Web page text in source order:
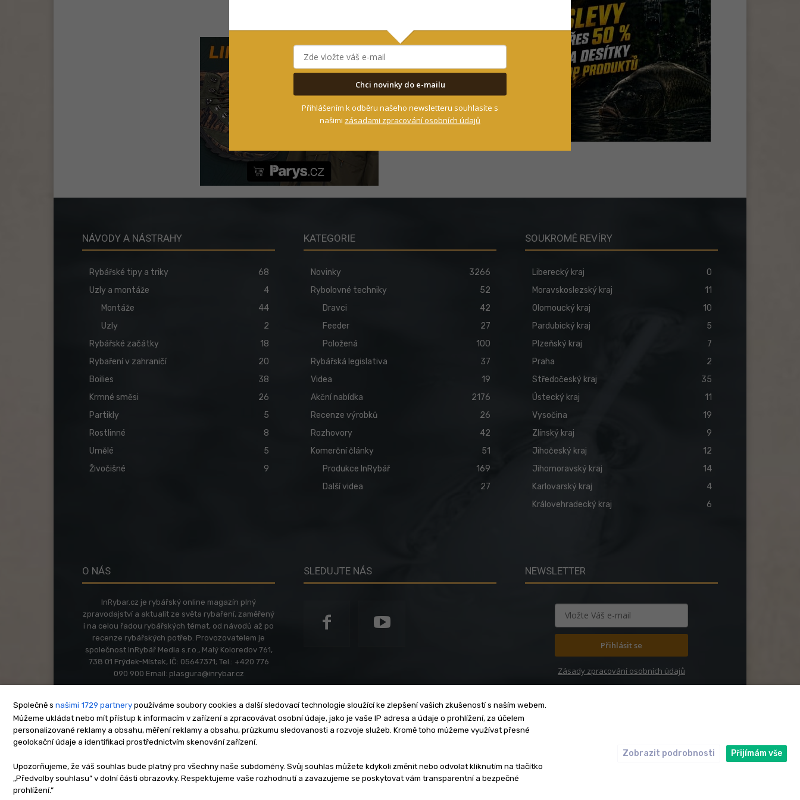
- Reklama -
NÁVODY A NÁSTRAHY
Rybářské tipy a triky
68
Uzly a montáže
4
Montáže
44
Uzly
2
Rybářské začátky
18
Rybaření v zahraničí
20
Boilies
38
Krmné směsi
26
Partikly
5
Rostlinné
8
Umělé
5
Živočišné
9
KATEGORIE
Novinky
3266
Rybolovné techniky
52
Dravci
42
Feeder
27
Položená
100
Rybářská legislativa
37
Videa
19
Akční nabídka
2176
Recenze výrobků
26
Rozhovory
42
Komerční články
51
Produkce InRybář
169
Další videa
27
SOUKROMÉ REVÍRY
Liberecký kraj
0
Moravskoslezský kraj
11
Olomoucký kraj
10
Pardubický kraj
5
Plzeňský kraj
7
Praha
2
Středočeský kraj
35
Ústecký kraj
11
Vysočina
19
Zlínský kraj
9
Jihočeský kraj
12
Jihomoravský kraj
14
Karlovarský kraj
4
Královehradecký kraj
6
O NÁS
InRybar.cz je rybářský online magazín plný
zpravodajství a aktualit ze světa rybaření, zaměřený
i na celou řadou rybářských témat, od návodů až po
recenze rybářských potřeb. Provozovatelem je
společnost InRybář Media s.r.o., Malý Koloredov 761,
738 01 Frýdek-Místek, IČ: 05647371; Tel.: +420 776
090 900 Email: plasgura@inrybar.cz
SLEDUJTE NÁS NEWSLETTER
Přihlásit se
Zásady zpracování osobních údajů
O nás Kontakt Reklama Zásady soukromí Privacy policy Cookies Etický kodex
Copyright © www.inrybar.cz 2013 - 2026 | Na veškerý materiál, který je zde uveřejněný, se vztahují autorská práva. Redakce InRybar.cz.
Společně s našimi 1729 partnery používáme soubory cookies a další sledovací technologie sloužící ke zlepšení vašich zkušeností s naším webem.
Můžeme ukládat nebo mít přístup k informacím v zařízení a zpracovávat osobní údaje, jako je vaše IP adresa a údaje o prohlížení, za účelem
personalizované reklamy a obsahu, měření reklamy a obsahu, průzkumu sledovanosti a rozvoje služeb. Kromě toho můžeme využívat přesné
geolokační údaje a identifikaci prostřednictvím skenování zařízení.
Upozorňujeme, že váš souhlas bude platný pro všechny naše subdomény. Svůj souhlas můžete kdykoli změnit nebo odvolat kliknutím na tlačítko
„Předvolby souhlasu” v dolní části obrazovky. Respektujeme vaše rozhodnutí a zavazujeme se poskytovat vám transparentní a bezpečné
prohlížení.”
Zobrazit podrobnosti Přijímám vše
Chci novinky do e-mailu
Přihlášením k odběru našeho newsletteru souhlasíte s
našimi zásadami zpracování osobních údajů